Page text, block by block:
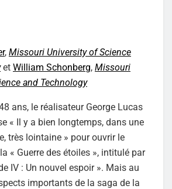
, Missouri University of Science
et William Schonberg, Missouri
and Technology
ans, le réalisateur George Lucas
« Il y a bien longtemps, dans une
très lointaine » pour ouvrir le
« Guerre des étoiles », intitulé par
IV : Un nouvel espoir ». Mais au
importants de la saga de la